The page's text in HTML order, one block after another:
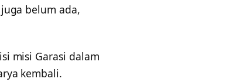
belum ada,
misi Garasi dalam
kembali.